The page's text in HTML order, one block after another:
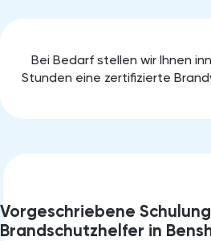
Bei Bedarf stellen wir Ihnen
Stunden eine zertifizierte
Vorgeschriebene
Brandschutzhelfer in